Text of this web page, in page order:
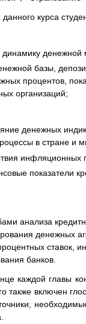
данного курса
динамику денежной
базы,
процентов,
организаций;
денежных
в стране и
инфляционных
показатели
анализа
денежных
ставок,
банков.
каждой главы
также включен